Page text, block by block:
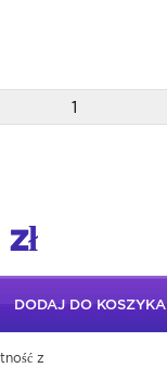
DODAJ DO KOSZYKA
z